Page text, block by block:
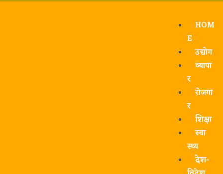
HOM
E
उद्योग
व्यापा
र
रोजगा
र
शिक्षा
स्वा
स्थ्य
देश-